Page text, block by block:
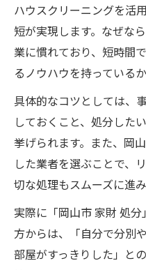
即日対応できる
岡山市で家財整
ハウスクリーニング
すっきり空間
断捨離後のハウ
住まいが変わる
岡山市南区郡で
長く快適に保つ
ハウスクリーニングを活
短が実現します。なぜな
業に慣れており、短時間
るノウハウを持っているか
具体的なコツとしては、
しておくこと、処分した
挙げられます。また、岡
した業者を選ぶことで、
切な処理もスムーズに進み
実際に「岡山市 家財 処
方からは、「自分で分別
部屋がすっきりした」と